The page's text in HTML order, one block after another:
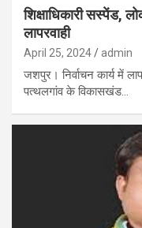
शिक्षाधिकारी सस्पेंड,
लापरवाही
April 25, 2024 admin
जशपुर। निर्वाचन कार्य में
पत्थलगांव के विकासखंड…